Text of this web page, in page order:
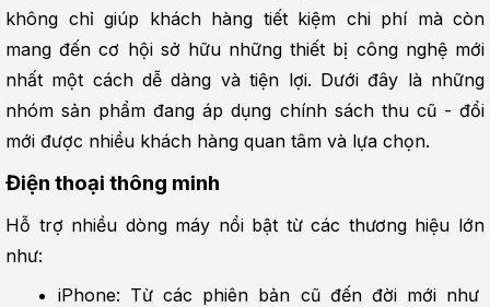
không chỉ giúp khách hàng tiết kiệm chi phí mà còn
mang đến cơ hội sở hữu những thiết bị công nghệ mới
nhất một cách dễ dàng và tiện lợi. Dưới đây là những
nhóm sản phẩm đang áp dụng chính sách thu cũ - đổi
mới được nhiều khách hàng quan tâm và lựa chọn.
Điện thoại thông minh
Hỗ trợ nhiều dòng máy nổi bật từ các thương hiệu lớn
như:
iPhone: Từ các phiên bản cũ đến đời mới như